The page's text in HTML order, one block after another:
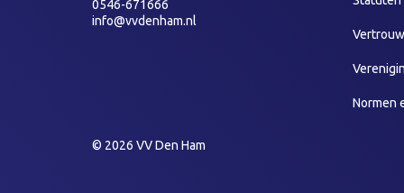
0546-671666
info@vvdenham.nl
Normen
© 2026 VV Den Ham